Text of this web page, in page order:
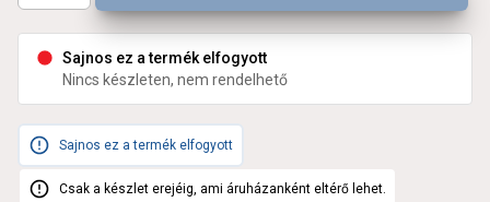
Sajnos ez a termék elfogyott
Nincs készleten, nem rendelhető
Sajnos ez a termék elfogyott
Csak a készlet erejéig, ami áruházanként eltérő lehet.